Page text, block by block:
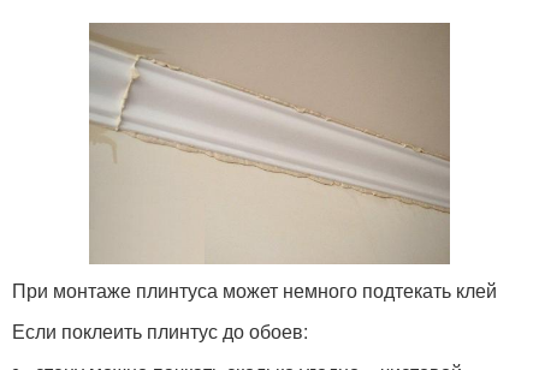
При монтаже плинтуса может немного подтекать клей
Если поклеить плинтус до обоев: